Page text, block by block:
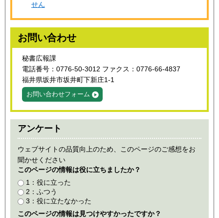
せん
お問い合わせ
秘書広報課
電話番号：0776-50-3012 ファクス：0776-66-4837
福井県坂井市坂井町下新庄1-1
お問い合わせフォーム
アンケート
ウェブサイトの品質向上のため、このページのご感想をお
聞かせください
このページの情報は役に立ちましたか？
1：役に立った
2：ふつう
3：役に立たなかった
このページの情報は見つけやすかったですか？